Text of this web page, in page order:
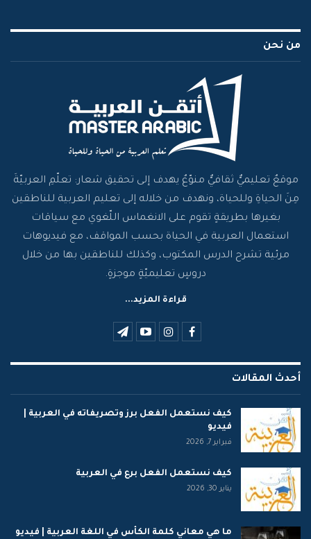
من نحن
موقعٌ تعليميٌّ ثقافيٌّ منوّعٌ يهدف إلى تحقيق شعار: تعلّمِ العربيّةَ
مِنَ الحياةِ وللحياة، ونهدف من خلاله إلى تعليم العربية للناطقين
بغيرها بطريقةٍ تقوم على الانغماس اللّغوي مع سياقات
استعمال العربية في الحياة بحسب المواقف، مع فيديوهات
مرئية تشرح الدرس المكتوب، وكذلك للناطقين بها من خلال
دروسٍ تعليميّةٍ موجزةٍ.
قراءة المزيد...
أحدث المقالات
كيف نستعمل الفعل برز وتصريفاته في العربية |
فيديو
فبراير 7, 2026
كيف نستعمل الفعل برع في العربية
يناير 30, 2026
ما هي معاني كلمة الكأس في اللغة العربية | فيديو